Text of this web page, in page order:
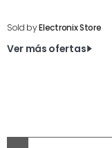
Sold byElectronix Store
Ver más ofertas